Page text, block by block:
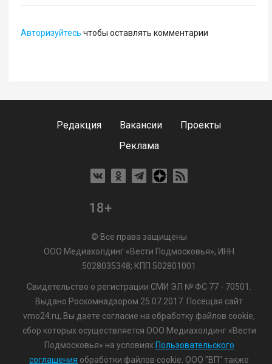
Авторизуйтесь чтобы оставлять комментарии
Редакция Вакансии
Проекты
Реклама
18+
© Все права защищены
ООО Медиахолдинг «Вести Подмосковья», ИНН
5028035348; КПП 502801001
Свидетельство о регистрации СМИ ЭЛ № ФС 77 - 70501.
Выдано Роскомнадзором 25.07.2017. Посещая сайт
vmo24.ru, Вы даете согласие на обработку файлов cookie,
сбор которых осуществляется ООО Медиахолдинг «Вести
Подмосковья» на условиях Пользовательского
соглашения обработки файлов cookie. ООО "ВП" также